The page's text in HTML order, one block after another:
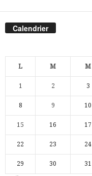
Calendrier
L M M
1 2 3
8 9 10
15 16 17
22 23 24
29 30 31